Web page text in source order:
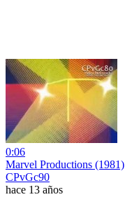
0:06
Marvel Productions (1981)
CPvGc90
hace 13 años